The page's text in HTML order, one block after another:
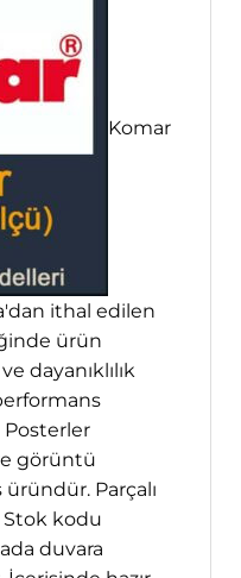
Komar
ithal edilen
ürün
dayanıklılık
Posterler
görüntü
Parçalı
Stok kodu
duvara